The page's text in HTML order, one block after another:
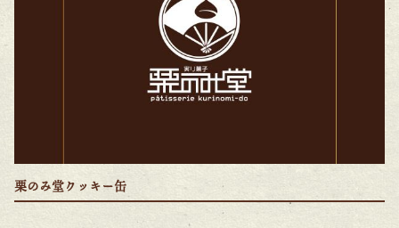
栗のみ堂クッキー缶